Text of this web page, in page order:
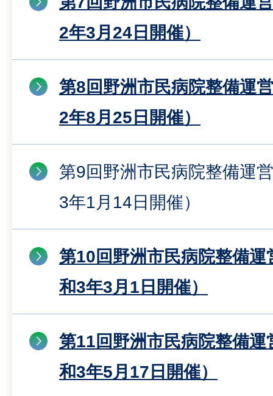
2年3月24日開催）
第8回野洲市民病院整備運
2年8月25日開催）
第9回野洲市民病院整備運
3年1月14日開催）
第10回野洲市民病院整備運
和3年3月1日開催）
第11回野洲市民病院整備運
和3年5月17日開催）